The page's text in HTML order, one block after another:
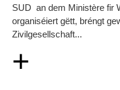
SUD an dem Ministère fir
organiséiert gëtt, bréngt
Zivilgesellschaft...
+